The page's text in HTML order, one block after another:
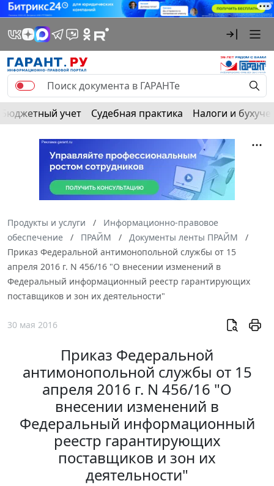
Бюджетный учет Судебная практика Налоги и
Продукты и услуги
Информационно-правовое
обеспечение
ПРАЙМ
Документы ленты ПРАЙМ
Приказ Федеральной антимонопольной службы от 15
апреля 2016 г. N 456/16 "О внесении изменений в
Федеральный информационный реестр гарантирующих
поставщиков и зон их деятельности"
30 мая 2016
Приказ Федеральной
антимонопольной службы от 15
апреля 2016 г. N 456/16 "О
внесении изменений в
Федеральный информационный
реестр гарантирующих
поставщиков и зон их
деятельности"